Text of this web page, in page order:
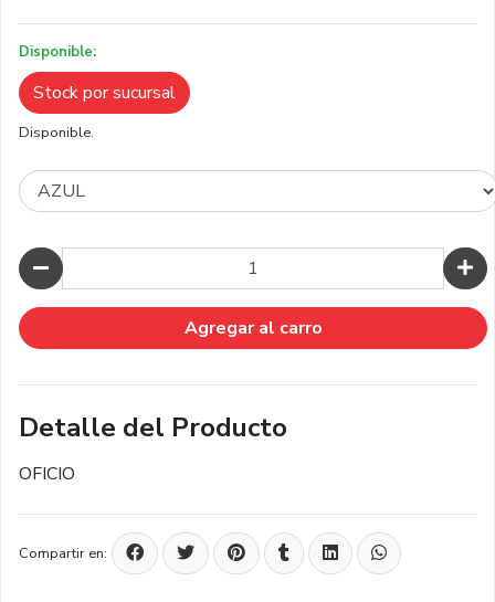
Disponible:
Stock por sucursal
Disponible.
Cantidad
Agregar al carro
Detalle del Producto
OFICIO
Compartir en: